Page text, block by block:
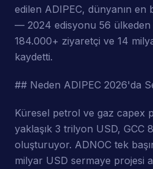
edilen ADIPEC, dünyanın en
— 2024 edisyonu 56 ülkeden
184.000+ ziyaretçi ve 14
kaydetti.
## Neden ADIPEC 2026'da
Küresel petrol ve gaz capex
yaklaşık 3 trilyon USD, GCC
oluşturuyor. ADNOC tek
milyar USD sermaye projesi